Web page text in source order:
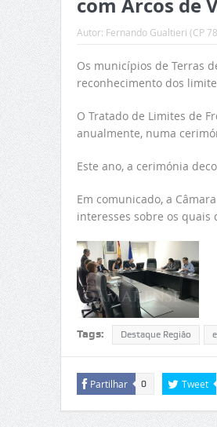
com Arcos de
Autor: Fernando Gualtieri (CP
Os municípios de Terras
reconhecimento dos
O Tratado de Limites de
anualmente, numa
Este ano, a cerimónia
Em comunicado, a
interesses sobre os
Tags: Destaque Região
Partilhar 0 Tweet